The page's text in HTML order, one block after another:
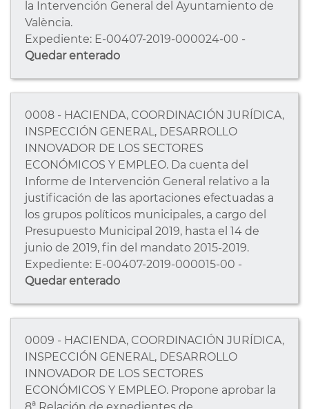
la Intervención General del Ayuntamiento de
València.
Expediente: E-00407-2019-000024-00 -
Quedar enterado
0008 - HACIENDA, COORDINACIÓN JURÍDICA,
INSPECCIÓN GENERAL, DESARROLLO
INNOVADOR DE LOS SECTORES
ECONÓMICOS Y EMPLEO. Da cuenta del
Informe de Intervención General relativo a la
justificación de las aportaciones efectuadas a
los grupos políticos municipales, a cargo del
Presupuesto Municipal 2019, hasta el 14 de
junio de 2019, fin del mandato 2015-2019.
Expediente: E-00407-2019-000015-00 -
Quedar enterado
0009 - HACIENDA, COORDINACIÓN JURÍDICA,
INSPECCIÓN GENERAL, DESARROLLO
INNOVADOR DE LOS SECTORES
ECONÓMICOS Y EMPLEO. Propone aprobar la